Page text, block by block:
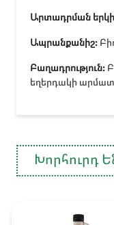
Արտադրման
Ապրանքանիշ։
Բաղադրություն։
եղերդակի
Խորհուրդ